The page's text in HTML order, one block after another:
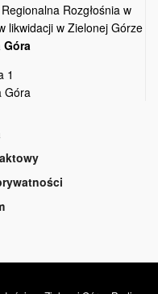
Rozgłośnia w
likwidacji w Zielonej Górze
1
Góra